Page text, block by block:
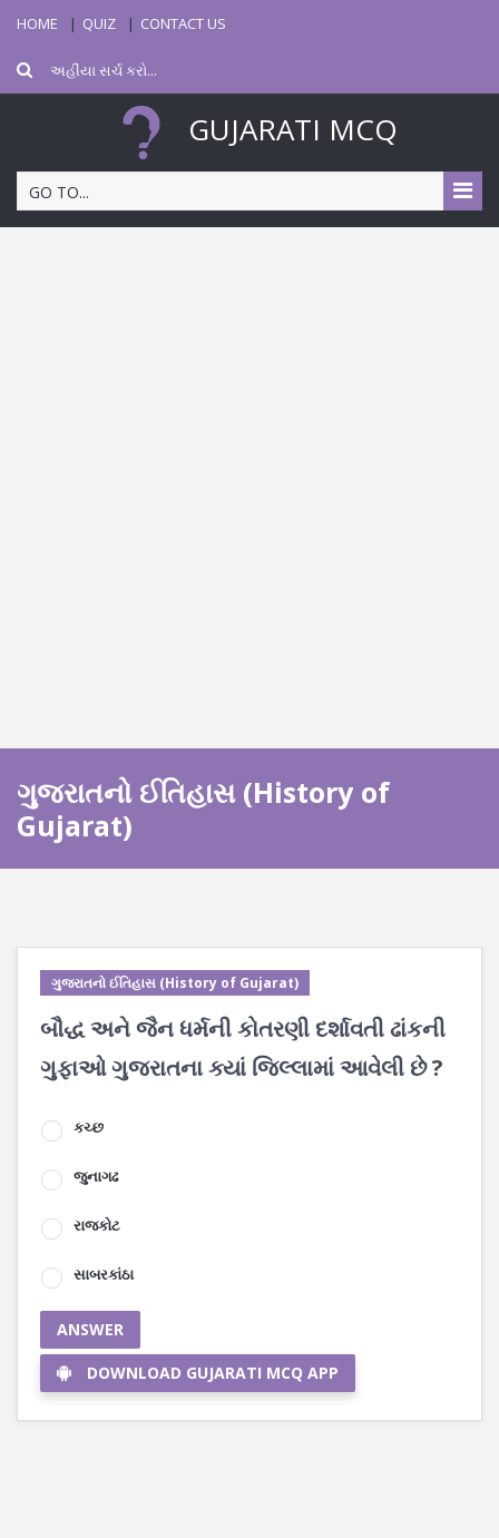
HOME QUIZ CONTACT US
GUJARATI MCQ
GO TO...
ગુજરાતનો ઈતિહાસ (History of
Gujarat)
ગુજરાતનો ઈતિહાસ (History of Gujarat)
બૌદ્ધ અને જૈન ધર્મની કોતરણી દર્શાવતી ઢાંકની
ગુફાઓ ગુજરાતના ક્યાં જિલ્લામાં આવેલી છે ?
કચ્છ
જુનાગઢ
રાજકોટ
સાબરકાંઠા
ANSWER
DOWNLOAD GUJARATI MCQ APP